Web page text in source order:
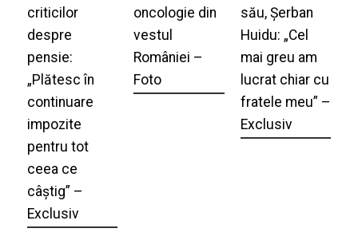
criticilor
despre
pensie:
„Plătesc în
continuare
impozite
pentru tot
ceea ce
câștig” –
Exclusiv
oncologie din
vestul
României –
Foto
său, Șerban
Huidu: „Cel
mai greu am
lucrat chiar cu
fratele meu” –
Exclusiv